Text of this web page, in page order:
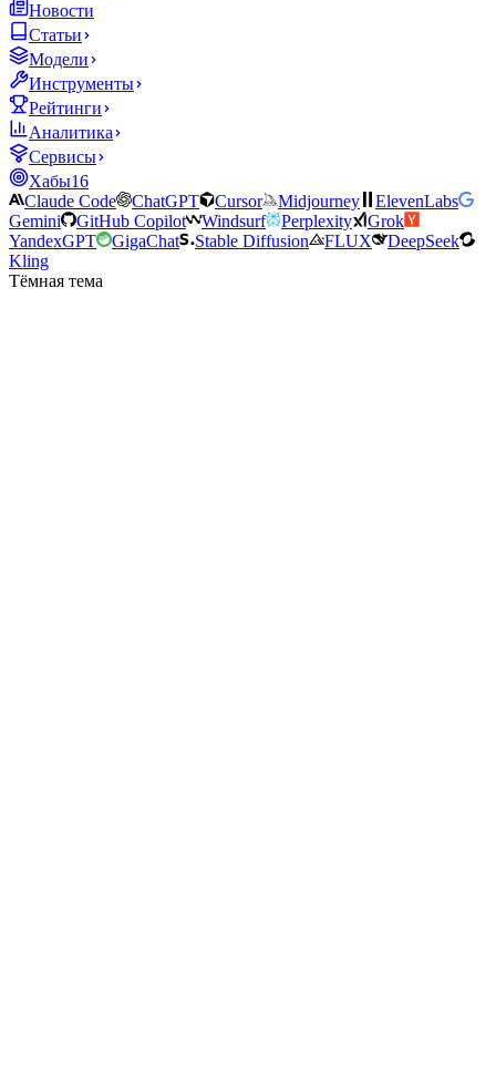
Новости
Статьи
Модели
Инструменты
Рейтинги
Аналитика
Сервисы
Хабы16
Claude Code
ChatGPT Cursor Midjourney
ElevenLabs
Gemini
GitHub Copilot Windsurf Perplexity
Grok
YandexGPT
GigaChat Stable Diffusion FLUX
DeepSeek
Kling
Тёмная тема